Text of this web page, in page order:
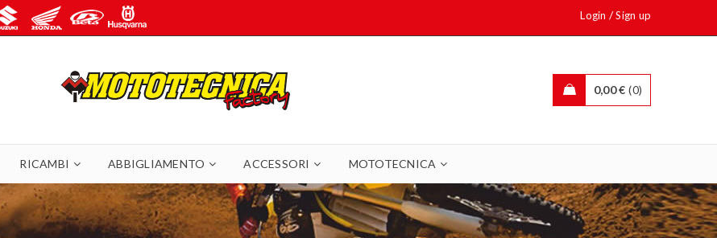
Login /Sign up
0,00€ 0
RICAMBI ABBIGLIAMENTO ACCESSORI MOTOTECNICA